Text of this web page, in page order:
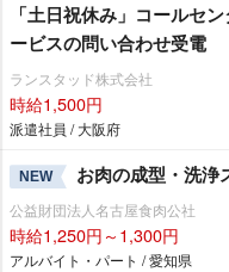
「土日祝休み」コールセ
ービスの問い合わせ受電
ランスタッド株式会社
時給1,500円
派遣社員 / 大阪府
NEW お肉の成型・洗浄
公益財団法人名古屋食肉公社
時給1,250円～1,300円
アルバイト・パート / 愛知県